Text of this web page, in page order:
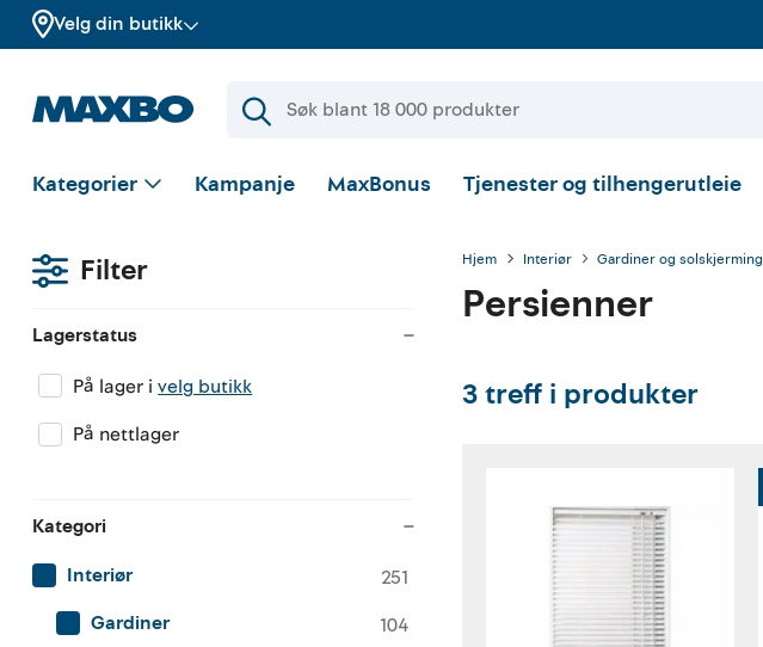
Velg din butikk
Kategorier Kampanje MaxBonus Tjenester og tilhengerutleie
Filter
Lagerstatus
På lager ivelg butikk
På nettlager
Kategori
Interiør
251
Gardiner
104
Hjem Interiør Gardiner og solskjerming
Persienner
3treff i produkter